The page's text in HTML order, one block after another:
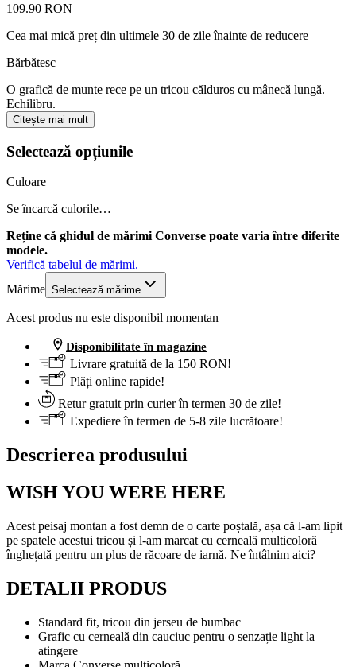
109.90 RON
Cea mai mică preț din ultimele 30 de zile înainte de reducere
Bărbătesc
O grafică de munte rece pe un tricou călduros cu mânecă lungă.
Echilibru.
Citește mai mult
Selectează opțiunile
Culoare
Se încarcă culorile…
Reține că ghidul de mărimi Converse poate varia între diferite
modele.
Verifică tabelul de mărimi.
Mărime Selectează mărime
Acest produs nu este disponibil momentan
Disponibilitate în magazine
Livrare gratuită de la 150 RON!
Plăți online rapide!
Retur gratuit prin curier în termen 30 de zile!
Expediere în termen de 5-8 zile lucrătoare!
Descrierea produsului
WISH YOU WERE HERE
Acest peisaj montan a fost demn de o carte poștală, așa că l-am lipit
pe spatele acestui tricou și l-am marcat cu cerneală multicoloră
înghețată pentru un plus de răcoare de iarnă. Ne întâlnim aici?
DETALII PRODUS
Standard fit, tricou din jerseu de bumbac
Grafic cu cerneală din cauciuc pentru o senzație light la
atingere